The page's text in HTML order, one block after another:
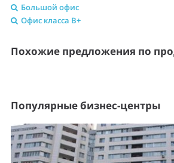
Большой офис
Офис класса B+
Похожие предложения по
Популярные бизнес-центры